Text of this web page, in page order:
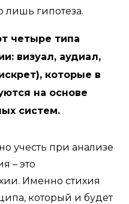
лишь гипотеза.
четыре типа
визуал, аудиал,
которые в
на основе
систем.
учесть при анализе
– это
Именно стихия
который и будет